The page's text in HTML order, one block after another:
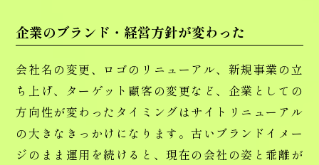
企業のブランド・経営方針が変わった
会社名の変更、ロゴのリニューアル、新規事業の立
ち上げ、ターゲット顧客の変更など、企業としての
方向性が変わったタイミングはサイトリニューアル
の大きなきっかけになります。古いブランドイメー
ジのまま運用を続けると、現在の会社の姿と乖離が